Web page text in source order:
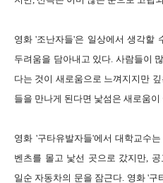
영화 '조난자들'은 일상에서 생각할
두려움을 담아내고 있다. 사람들이
다는 것이 새로움으로 느껴지지만
들을 만나게 된다면 낯섬은 새로움
영화 '구타유발자들'에서 대학교수
벤츠를 몰고 낯선 곳으로 갔지만,
일순 자동차의 문을 잠근다. 영화 '